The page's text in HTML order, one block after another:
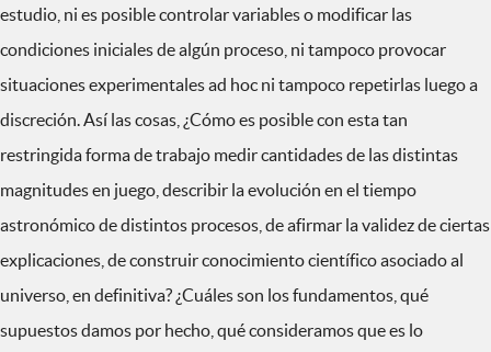
estudio, ni es posible controlar variables o modificar las
condiciones iniciales de algún proceso, ni tampoco provocar
situaciones experimentales ad hoc ni tampoco repetirlas luego a
discreción. Así las cosas, ¿Cómo es posible con esta tan
restringida forma de trabajo medir cantidades de las distintas
magnitudes en juego, describir la evolución en el tiempo
astronómico de distintos procesos, de afirmar la validez de ciertas
explicaciones, de construir conocimiento científico asociado al
universo, en definitiva? ¿Cuáles son los fundamentos, qué
supuestos damos por hecho, qué consideramos que es lo